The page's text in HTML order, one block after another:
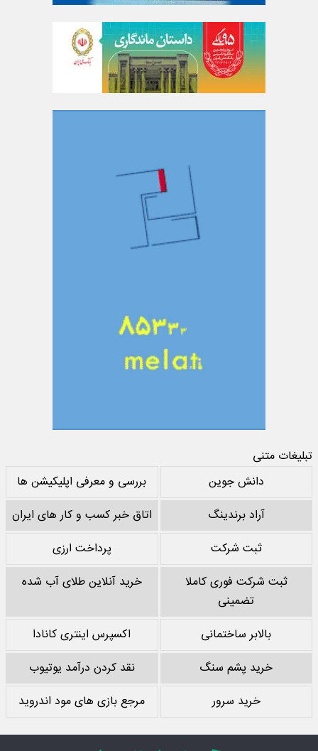
تبلیغات متنی
دانش جوین
بررسی و معرفی اپلیکیشن ها
آراد برندینگ
اتاق خبر کسب و کار های ایران
ثبت شرکت
پرداخت ارزی
ثبت شرکت فوری کاملا
تضمینی
خرید آنلاین طلای آب شده
بالابر ساختمانی
اکسپرس اینتری کانادا
خرید پشم سنگ
نقد کردن درآمد یوتیوب
خرید سرور
مرجع بازی های مود اندروید